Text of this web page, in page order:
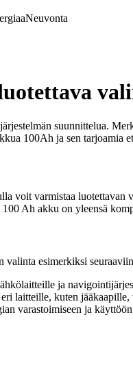
Neuvonta
suunnittelua.
100Ah ja sen tarjoamia
voit varmistaa
Ah akku on yleensä
esimerkiksi
ja
laitteille, kuten
varastoimiseen ja